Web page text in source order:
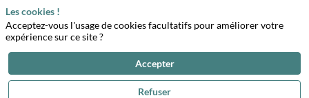
Les cookies !
Acceptez-vous l'usage de cookies facultatifs pour améliorer votre
expérience sur ce site ?
Accepter
Refuser